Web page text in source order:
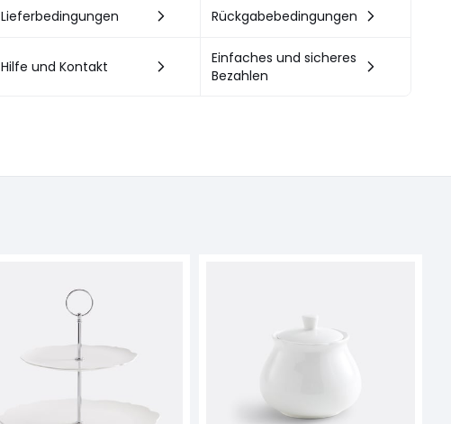
Lieferbedingungen Rückgabebedingungen
Hilfe und Kontakt
Einfaches und sicheres
Bezahlen